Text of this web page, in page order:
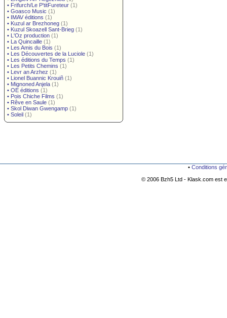
• Frifurch/Le P'titFureteur (1)
• Goasco Music (1)
• IMAV éditions (1)
• Kuzul ar Brezhoneg (1)
• Kuzul Skoazell Sant-Brieg (1)
• L'Oz production (1)
• La Quincaille (1)
• Les Amis du Bois (1)
• Les Découvertes de la Luciole (1)
• Les éditions du Temps (1)
• Les Petits Chemins (1)
• Levr an Arzhez (1)
• Lionel Buannic Krouiñ (1)
• Mignoned Anjela (1)
• OE éditions (1)
• Pois Chiche Films (1)
• Rêve en Saule (1)
• Skol Diwan Gwengamp (1)
• Soleil (1)
• Conditions
© 2006 Bzh5 Ltd - Klask.com est